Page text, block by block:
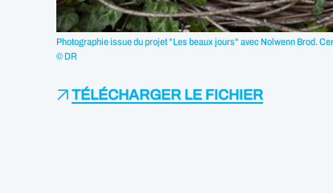
Photographie issue du projet "Les beaux jours" avec Nolwenn Brod.
© DR
TÉLÉCHARGER LE FICHIER